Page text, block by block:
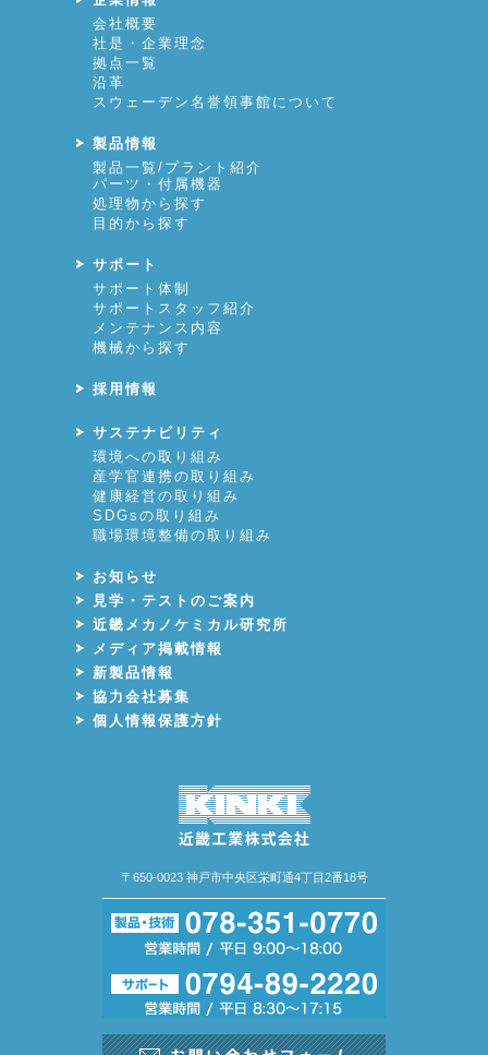
会社概要
社是・企業理念
拠点一覧
沿革
スウェーデン名誉領事館について
製品情報
製品一覧/プラント紹介
パーツ・付属機器
処理物から探す
目的から探す
サポート
サポート体制
サポートスタッフ紹介
メンテナンス内容
機械から探す
採用情報
サステナビリティ
環境への取り組み
産学官連携の取り組み
健康経営の取り組み
SDGsの取り組み
職場環境整備の取り組み
お知らせ
見学・テストのご案内
近畿メカノケミカル研究所
メディア掲載情報
新製品情報
協力会社募集
個人情報保護方針
〒650-0023 神戸市中央区栄町通4丁目2番18号